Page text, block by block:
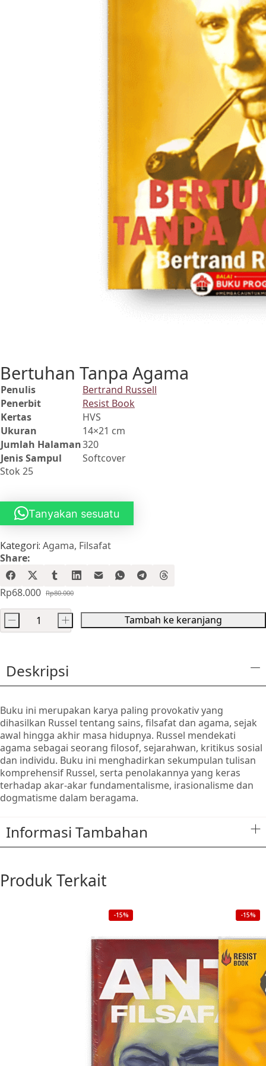
Bertuhan Tanpa Agama
Penulis
Bertrand Russell
Penerbit
Resist Book
Kertas
HVS
Ukuran
14×21 cm
Jumlah Halaman320
Jenis Sampul
Softcover
Rp80.000
Harga
aslinya
adalah:
Rp80.000.
Rp68.000
Harga
saat
ini
adalah:
Stok 25
Tanyakan sesuatu
Kuantitas
Agama
- + Tambah ke keranjang
Kategori: Agama, Filsafat
Share:
Deskripsi
Buku ini merupakan karya paling provokativ yang
dihasilkan Russel tentang sains, filsafat dan agama, sejak
awal hingga akhir masa hidupnya. Russel mendekati
agama sebagai seorang filosof, sejarahwan, kritikus sosial
dan individu. Buku ini menghadirkan sekumpulan tulisan
komprehensif Russel, serta penolakannya yang keras
terhadap akar-akar fundamentalisme, irasionalisme dan
dogmatisme dalam beragama.
Informasi Tambahan
Produk Terkait
-15% -15%